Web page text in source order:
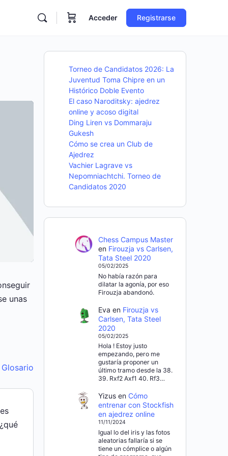
Acceder Registrarse
unas
Torneo de Candidatos 2026: La
Juventud Toma Chipre en un
Histórico Doble Evento
El caso Naroditsky: ajedrez
online y acoso digital
Ding Liren vs Dommaraju
Gukesh
Cómo se crea un Club de
Ajedrez
Vachier Lagrave vs
Nepomniachtchi. Torneo de
Candidatos 2020
Chess Campus Master
en Firouzja vs Carlsen,
Tata Steel 2020
05/02/2025
No había razón para
dilatar la agonía, por eso
Firouzja abandonó.
Eva en Firouzja vs
Carlsen, Tata Steel
2020
05/02/2025
Hola ! Estoy justo
empezando, pero me
gustaría proponer un
último tramo desde la 38.
39. Rxf2 Axf1 40. Rf3…
Yizusen Cómo
entrenar con Stockfish
en ajedrez online
11/11/2024
Igual lo del iris y las fotos
aleatorias fallaría si se
tiene un cómplice o algún